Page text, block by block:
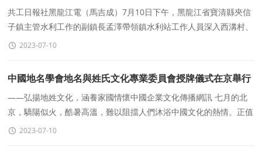
共工日報社黑龍江電（馬吉成）7月10日下午，黑龍江省寶清縣夾信
子鎮主管水利工作的副鎮長孟澤帶領鎮水利站工作人員深入西溝村、
頭道村等村檢查督導防汛備汛工作，以&ldquo
2023-07-10
中國地名學會地名與姓氏文化專業委員會授牌儀式在京舉行
——弘揚地姓文化，涵養家國情懷中國企業文化傳播網訊 七月的北
京，驕陽似火，酷暑高溫，難以阻擋人們沐浴中國文化的熱情。正值
中國共産黨成立102周年之際，爲傳
2023-07-10